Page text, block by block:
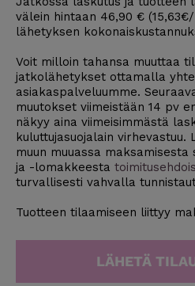
välein hintaan 46,90 €
lähetyksen
Voit milloin tahansa muuttaa
jatkolähetykset ottamalla
asiakaspalveluumme.
muutokset viimeistään 14 pv
näkyy aina viimeisimmästä
kuluttujasuojalain
muun muuassa
ja -lomakkeesta
turvallisesti vahvalla
Tuotteen tilaamiseen liittyy
LÄHETÄ